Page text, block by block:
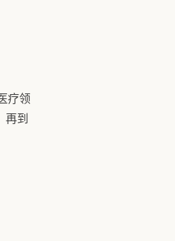
疗领
再到